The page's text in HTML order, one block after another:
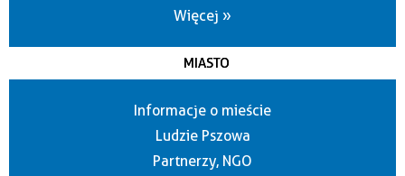
Więcej »
MIASTO
Informacje o mieście
Ludzie Pszowa
Partnerzy, NGO